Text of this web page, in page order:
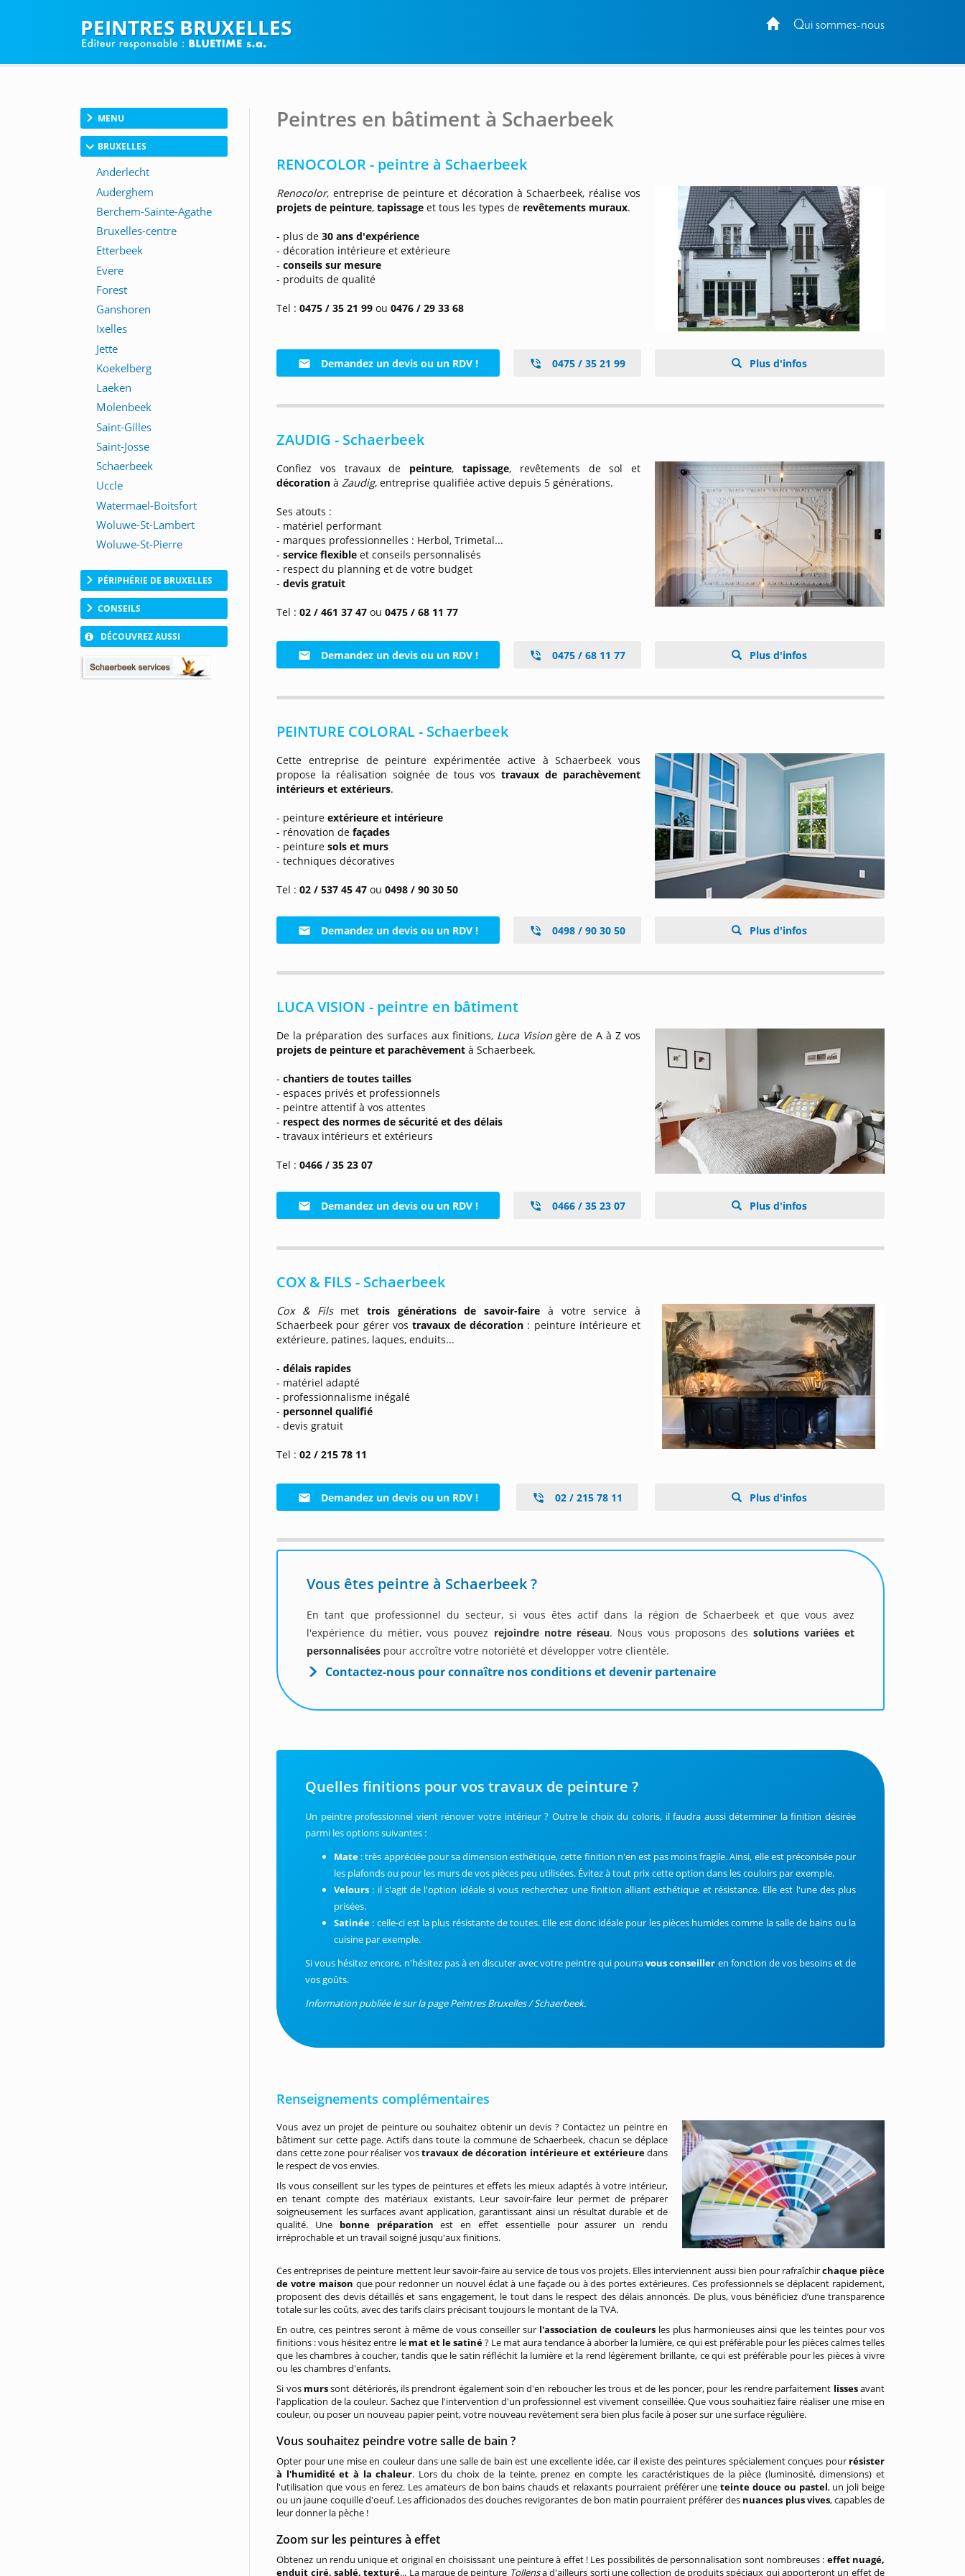
Qui sommes-nous
PEINTRES BRUXELLES
MENU
BRUXELLES
PÉRIPHÉRIE DE BRUXELLES
CONSEILS
DÉCOUVREZ AUSSI
Peintres en bâtiment à Schaerbeek
RENOCOLOR - peintre à Schaerbeek
Renocolor, entreprise de peinture et décoration à Schaerbeek, réalise vos
projets de peinture,tapissageet tous les types de revêtements muraux.
- plus de 30 ans d'expérience
- décoration intérieure et extérieure
-conseils sur mesure
- produits de qualité
Tel :0475 / 35 21 99ou0476 / 29 33 68
Demandez un devis ou un RDV ! 0475 / 35 21 99 Plus d'infos
ZAUDIG - Schaerbeek
Confiez vos travaux de peinture, tapissage, revêtements de sol et
décorationàZaudig, entreprise qualifiée active depuis 5 générations.
Ses atouts :
- matériel performant
- marques professionnelles : Herbol, Trimetal...
-service flexible et conseils personnalisés
- respect du planning et de votre budget
-devis gratuit
Tel :02 / 461 37 47 ou0475 / 68 11 77
Demandez un devis ou un RDV ! 0475 / 68 11 77 Plus d'infos
PEINTURE COLORAL - Schaerbeek
Cette entreprise de peinture expérimentée active à Schaerbeek vous
propose la réalisation soignée de tous vostravaux de parachèvement
intérieurs et extérieurs.
- peintureextérieure et intérieure
- rénovation defaçades
- peinturesols et murs
- techniques décoratives
Tel :02 / 537 45 47 ou0498 / 90 30 50
Demandez un devis ou un RDV ! 0498 / 90 30 50 Plus d'infos
LUCA VISION - peintre en bâtiment
De la préparation des surfaces aux finitions, Luca Visiongère de A à Z vos
projets de peinture et parachèvement à Schaerbeek.
-chantiers de toutes tailles
- espaces privés et professionnels
- peintre attentif à vos attentes
- respect des normes de sécurité et des délais
- travaux intérieurs et extérieurs
Tel :0466 / 35 23 07
Demandez un devis ou un RDV ! 0466 / 35 23 07 Plus d'infos
COX & FILS - Schaerbeek
Cox & Filsmettrois générations de savoir-faire à votre service à
Schaerbeek pour gérer vos travaux de décoration : peinture intérieure et
extérieure, patines, laques, enduits...
-délais rapides
- matériel adapté
- professionnalisme inégalé
- personnel qualifié
- devis gratuit
Tel :02 / 215 78 11
Demandez un devis ou un RDV ! 02 / 215 78 11 Plus d'infos
Vous êtes peintre à Schaerbeek ?
En tant que professionnel du secteur, si vous êtes actif dans la région de Schaerbeek et que vous avez
l'expérience du métier, vous pouvez rejoindre notre réseau. Nous vous proposons des solutions variées et
personnalisées pour accroître votre notoriété et développer votre clientèle.
Contactez-nous pour connaître nos conditions et devenir partenaire
Quelles finitions pour vos travaux de peinture ?
Un peintre professionnel vient rénover votre intérieur ? Outre le choix du coloris, il faudra aussi déterminer la finition désirée
parmi les options suivantes :
Mate : très appréciée pour sa dimension esthétique, cette finition n'en est pas moins fragile. Ainsi, elle est préconisée pour
les plafonds ou pour les murs de vos pièces peu utilisées. Évitez à tout prix cette option dans les couloirs par exemple.
Velours : il s'agit de l'option idéale si vous recherchez une finition alliant esthétique et résistance. Elle est l'une des plus
prisées.
Satinée : celle-ci est la plus résistante de toutes. Elle est donc idéale pour les pièces humides comme la salle de bains ou la
cuisine par exemple.
Si vous hésitez encore, n'hésitez pas à en discuter avec votre peintre qui pourravousconseiller en fonction de vos besoins et de
vos goûts.
Information publiée le sur la page Peintres Bruxelles / Schaerbeek.
Renseignements complémentaires
Vous avez un projet de peinture ou souhaitez obtenir un devis ? Contactez un peintre en
bâtiment sur cette page. Actifs dans toute la commune de Schaerbeek, chacun se déplace
dans cette zone pour réaliser vostravaux de décoration intérieure et extérieuredans
le respect de vos envies.
Ils vous conseillent sur les types de peintures et effets les mieux adaptés à votre intérieur,
en tenant compte des matériaux existants. Leur savoir-faire leur permet de préparer
soigneusement les surfaces avant application, garantissant ainsi un résultat durable et de
qualité. Une bonne préparation est en effet essentielle pour assurer un rendu
irréprochable et un travail soigné jusqu'aux finitions.
Ces entreprises de peinture mettent leur savoir-faire au service de tous vos projets. Elles interviennent aussi bien pour rafraîchirchaque pièce
de votre maison que pour redonner un nouvel éclat à une façade ou à des portes extérieures. Ces professionnels se déplacent rapidement,
proposent des devis détaillés et sans engagement, le tout dans le respect des délais annoncés. De plus, vous bénéficiez d’une transparence
totale sur les coûts, avec des tarifs clairs précisant toujours le montant de la TVA.
En outre, ces peintres seront à même de vous conseiller sur l'association de couleurs les plus harmonieuses ainsi que les teintes pour vos
finitions : vous hésitez entre le mat et le satiné? Le mat aura tendance à aborber la lumière, ce qui est préférable pour les pièces calmes telles
que les chambres à coucher, tandis que le satin réfléchit la lumière et la rend légèrement brillante, ce qui est préférable pour les pièces à vivre
ou les chambres d'enfants.
Si vos murssont détériorés, ils prendront également soin d'en reboucher les trous et de les poncer, pour les rendre parfaitement lissesavant
l'application de la couleur. Sachez que l'intervention d'un professionnel est vivement conseillée. Que vous souhaitiez faire réaliser une mise en
couleur, ou poser un nouveau papier peint, votre nouveau revètement sera bien plus facile à poser sur une surface régulière.
Vous souhaitez peindre votre salle de bain ?
Opter pour une mise en couleur dans une salle de bain est une excellente idée, car il existe des peintures spécialement conçues pour résister
à l'humidité et à la chaleur. Lors du choix de la teinte, prenez en compte les caractéristiques de la pièce (luminosité, dimensions) et
l'utilisation que vous en ferez. Les amateurs de bon bains chauds et relaxants pourraient préférer une teinte douce ou pastel, un joli beige
ou un jaune coquille d'oeuf. Les afficionados des douches revigorantes de bon matin pourraient préférer des nuances plus vives, capables de
leur donner la pèche !
Zoom sur les peintures à effet
Obtenez un rendu unique et original en choisissant une peinture à effet ! Les possibilités de personnalisation sont nombreuses : effet nuagé,
enduit ciré, sablé, texturé... La marque de peinture Tollensa d'ailleurs sorti une collection de produits spéciaux qui apporteront un effet de